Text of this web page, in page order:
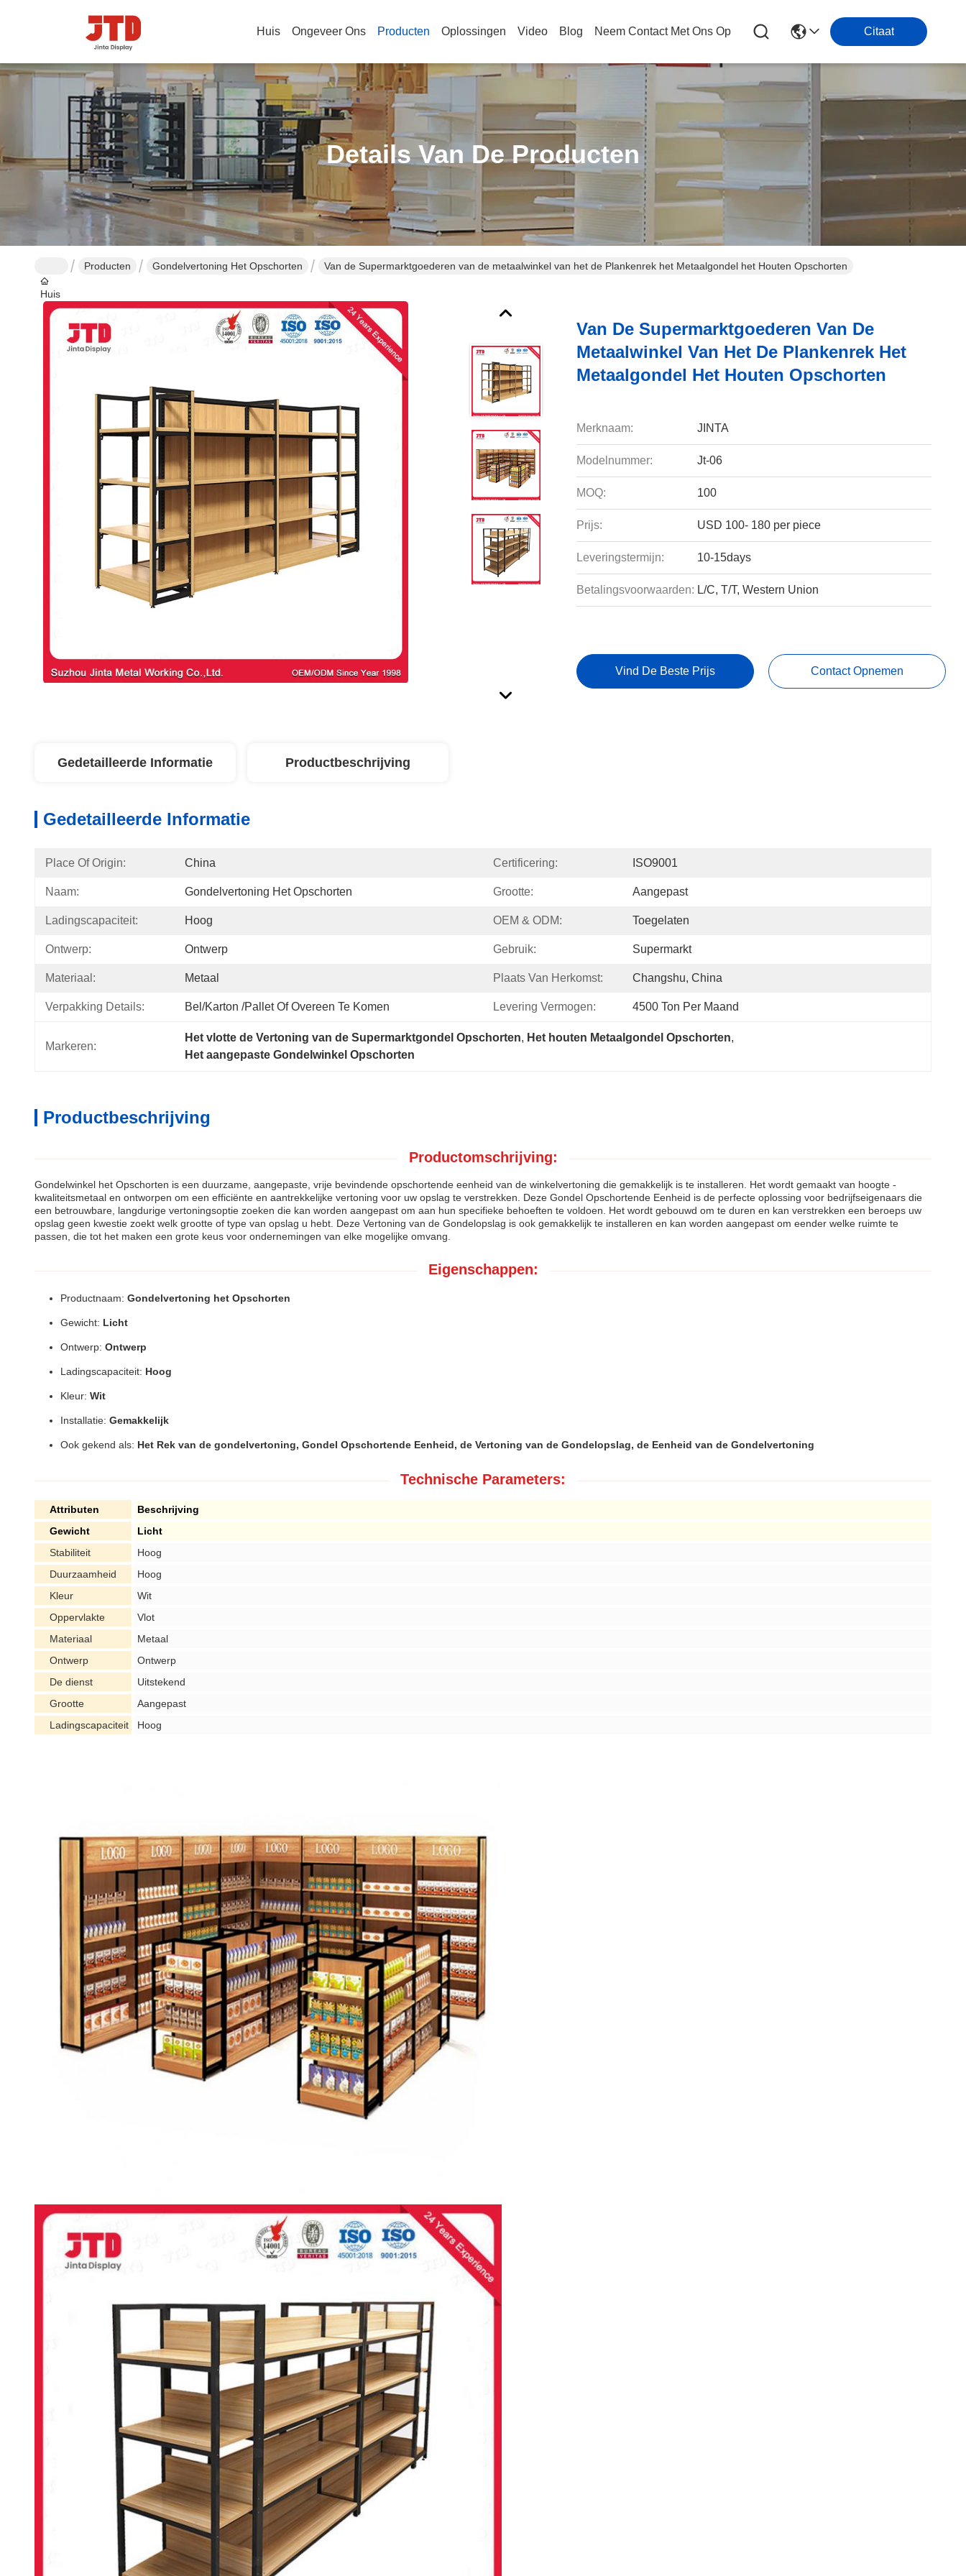
Huis Ongeveer Ons Producten Oplossingen Video Blog Neem Contact Met Ons Op Citaat
Details Van De Producten
Huis
Producten Gondelvertoning Het Opschorten Van de Supermarktgoederen van de metaalwinkel van het de Plankenrek het Metaalgondel het Houten Opschorten
Van De Supermarktgoederen Van De
Metaalwinkel Van Het De Plankenrek Het
Metaalgondel Het Houten Opschorten
Merknaam: JINTA
Modelnummer: Jt-06
MOQ: 100
Prijs: USD 100- 180 per piece
Leveringstermijn: 10-15days
Betalingsvoorwaarden: L/C, T/T, Western Union
Vind De Beste Prijs Contact Opnemen
Gedetailleerde Informatie Productbeschrijving
Gedetailleerde Informatie
Place Of Origin: China Certificering: ISO9001
Naam: Gondelvertoning Het Opschorten Grootte: Aangepast
Ladingscapaciteit: Hoog OEM & ODM: Toegelaten
Ontwerp: Ontwerp Gebruik: Supermarkt
Materiaal: Metaal Plaats Van Herkomst: Changshu, China
Verpakking Details: Bel/karton /pallet Of Overeen Te Komen Levering Vermogen: 4500 Ton Per Maand
Markeren:
Het vlotte de Vertoning van de Supermarktgondel Opschorten, Het houten Metaalgondel Opschorten,
Het aangepaste Gondelwinkel Opschorten
Productbeschrijving
Productomschrijving:
Gondelwinkel het Opschorten is een duurzame, aangepaste, vrije bevindende opschortende eenheid van de winkelvertoning die gemakkelijk is te installeren. Het wordt gemaakt van hoogte -
kwaliteitsmetaal en ontworpen om een efficiënte en aantrekkelijke vertoning voor uw opslag te verstrekken. Deze Gondel Opschortende Eenheid is de perfecte oplossing voor bedrijfseigenaars die
een betrouwbare, langdurige vertoningsoptie zoeken die kan worden aangepast om aan hun specifieke behoeften te voldoen. Het wordt gebouwd om te duren en kan verstrekken een beroeps uw
opslag geen kwestie zoekt welk grootte of type van opslag u hebt. Deze Vertoning van de Gondelopslag is ook gemakkelijk te installeren en kan worden aangepast om eender welke ruimte te
passen, die tot het maken een grote keus voor ondernemingen van elke mogelijke omvang.
Eigenschappen:
Productnaam: Gondelvertoning het Opschorten
Gewicht: Licht
Ontwerp: Ontwerp
Ladingscapaciteit: Hoog
Kleur: Wit
Installatie: Gemakkelijk
Ook gekend als: Het Rek van de gondelvertoning, Gondel Opschortende Eenheid, de Vertoning van de Gondelopslag, de Eenheid van de Gondelvertoning
Technische Parameters:
Attributen
Beschrijving
Gewicht
Licht
Stabiliteit
Hoog
Duurzaamheid
Hoog
Kleur
Wit
Oppervlakte
Vlot
Materiaal
Metaal
Ontwerp
Ontwerp
De dienst
Uitstekend
Grootte
Aangepast
Ladingscapaciteit
Hoog